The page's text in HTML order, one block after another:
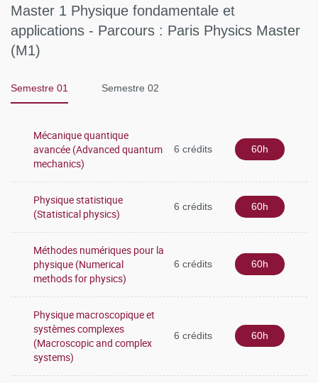
Master 1 Physique fondamentale et
applications - Parcours : Paris Physics Master
(M1)
Semestre 01 Semestre 02
Mécanique quantique
avancée (Advanced quantum
mechanics)
6 crédits 60h
Physique statistique
(Statistical physics)
6 crédits 60h
Méthodes numériques pour la
physique (Numerical
methods for physics)
6 crédits 60h
Physique macroscopique et
systèmes complexes
(Macroscopic and complex
systems)
6 crédits 60h